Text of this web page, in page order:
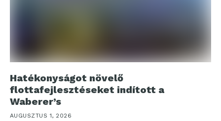
Hatékonyságot növelő
flottafejlesztéseket indított a
Waberer’s
AUGUSZTUS 1, 2026